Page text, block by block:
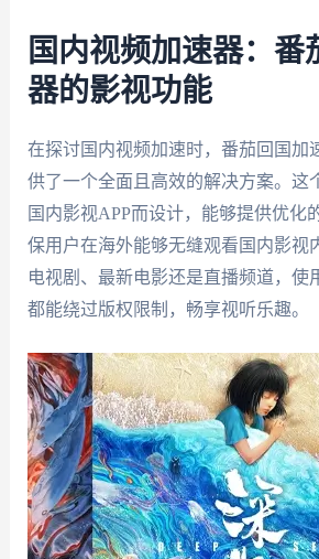
国内视频加速器：番
器的影视功能
在探讨国内视频加速时，番茄回国加
供了一个全面且高效的解决方案。这
国内影视APP而设计，能够提供优化
保用户在海外能够无缝观看国内影视
电视剧、最新电影还是直播频道，使
都能绕过版权限制，畅享视听乐趣。